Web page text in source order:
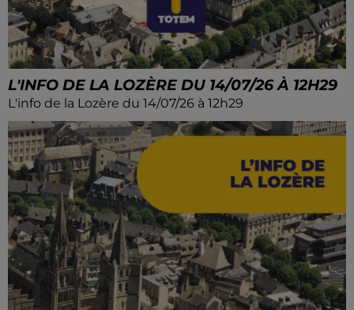
L'INFO DE LA LOZÈRE DU 14/07/26 À 12H29
L'info de la Lozère du 14/07/26 à 12h29